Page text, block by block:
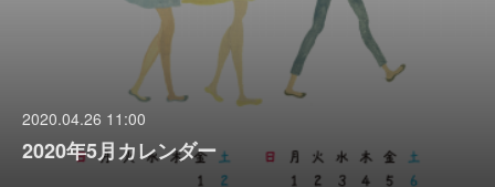
2020.04.26 11:00
2020年5月カレンダー